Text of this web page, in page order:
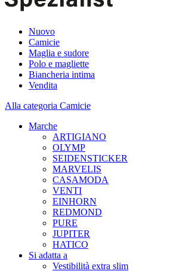
Nuovo
Camicie
Maglia e sudore
Polo e magliette
Biancheria intima
Vendita
Alla categoria Camicie
Marche
ARTIGIANO
OLYMP
SEIDENSTICKER
MARVELIS
CASAMODA
VENTI
EINHORN
REDMOND
PURE
JUPITER
HATICO
Si adatta a
Vestibilità extra slim